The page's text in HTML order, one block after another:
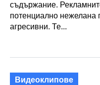
съдържание.
потенциално нежелана
агресивни. Те...
Видеоклипове